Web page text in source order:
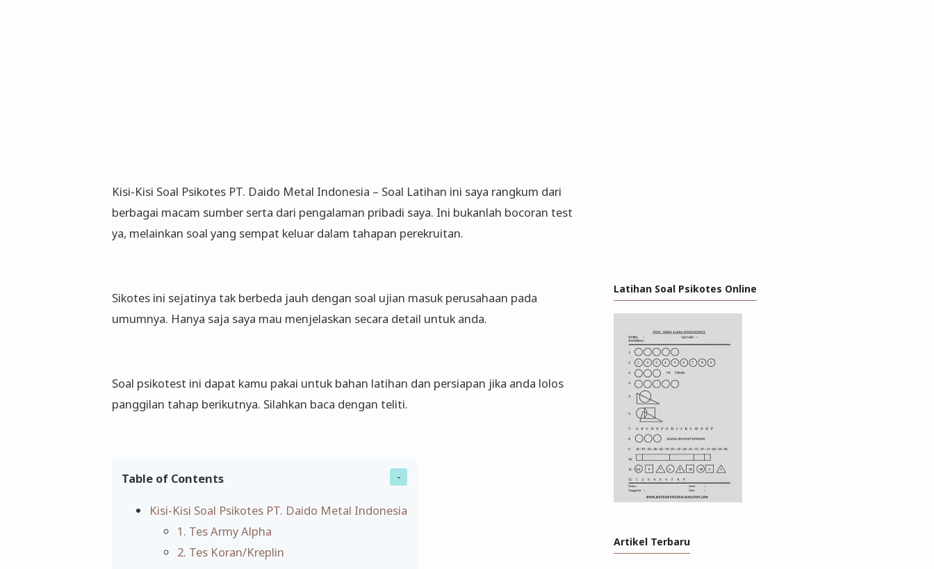
Kisi-Kisi Soal Psikotes PT. Daido Metal Indonesia – Soal Latihan ini saya rangkum dari
berbagai macam sumber serta dari pengalaman pribadi saya. Ini bukanlah bocoran test
ya, melainkan soal yang sempat keluar dalam tahapan perekruitan.
Sikotes ini sejatinya tak berbeda jauh dengan soal ujian masuk perusahaan pada
umumnya. Hanya saja saya mau menjelaskan secara detail untuk anda.
Soal psikotest ini dapat kamu pakai untuk bahan latihan dan persiapan jika anda lolos
panggilan tahap berikutnya. Silahkan baca dengan teliti.
Table of Contents
Kisi-Kisi Soal Psikotes PT. Daido Metal Indonesia
1. Tes Army Alpha
2. Tes Koran/Kreplin
Latihan Soal Psikotes Online
Artikel Terbaru